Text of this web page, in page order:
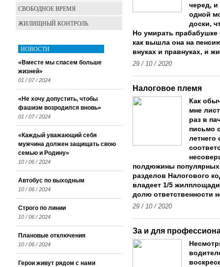
черед,
одной
доски,
Но умирать прабабушке
как вышла она на
внуках и правнуках, и
29 / 10 / 2020
Налоговое племя
Как
мне
раз в
письмо
летнего
полдюжины
разделов Налогового
владеет 1/5
долю ответственности
29 / 10 / 2020
За и для
СВОБОДНОЕ ВРЕМЯ
ЖИЛИЩНЫЙ КОНТРОЛЬ
НОВОСТИ
«Вместе мы спасем больше
жизней»
01 / 07 / 2024
«Не хочу допустить, чтобы
фашизм возродился вновь»
01 / 07 / 2024
«Каждый уважающий себя
мужчина должен защищать свою
семью и Родину»
10 / 06 / 2024
Автобус по выходным
10 / 06 / 2024
Строго по линии
10 / 06 / 2024
Плановые отключения
10 / 06 / 2024
Герои живут рядом с нами